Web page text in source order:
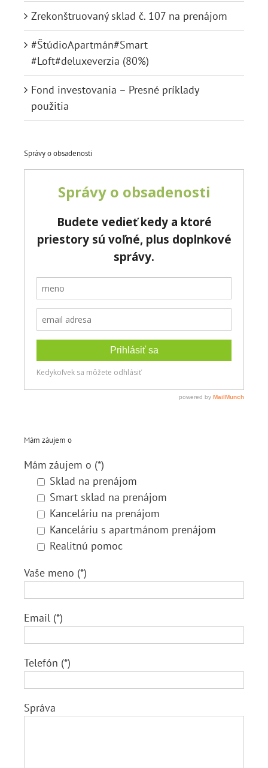
Zrekonštruovaný sklad č. 107 na prenájom
#ŠtúdioApartmán#Smart
#Loft#deluxeverzia (80%)
Fond investovania – Presné príklady
použitia
Správy o obsadenosti
Mám záujem o
Mám záujem o (*)
Sklad na prenájom
Smart sklad na prenájom
Kanceláriu na prenájom
Kanceláriu s apartmánom prenájom
Realitnú pomoc
Vaše meno (*)
Email (*)
Telefón (*)
Správa